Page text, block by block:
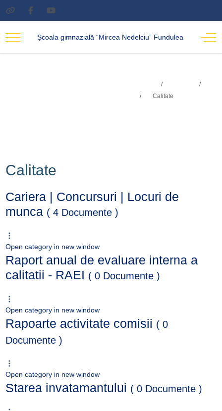
Școala gimnazială “Mircea Nedelciu” Fundulea
Calitate
Calitate
Cariera | Concursuri | Locuri de
munca ( 4 Documente )
Open category in new window
Raport anual de evaluare interna a
calitatii - RAEI ( 0 Documente )
Open category in new window
Rapoarte activitate comisii ( 0
Documente )
Open category in new window
Starea invatamantului ( 0 Documente )